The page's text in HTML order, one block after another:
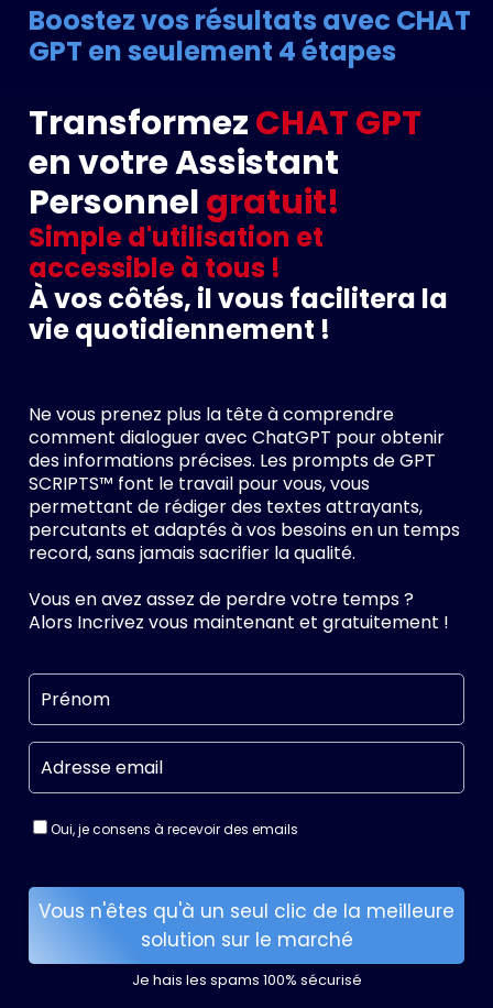
Boostez vos résultats avec CHAT
GPT en seulement 4 étapes
TransformezCHAT GPT
en votre Assistant
Personnelgratuit!
Simple d'utilisation et
accessible à tous !
À vos côtés, il vous facilitera la
vie quotidiennement !
Ne vous prenez plus la tête à comprendre
comment dialoguer avec ChatGPT pour obtenir
des informations précises. Les prompts de GPT
SCRIPTS™ font le travail pour vous, vous
permettant de rédiger des textes attrayants,
percutants et adaptés à vos besoins en un temps
record, sans jamais sacrifier la qualité.
Vous en avez assez de perdre votre temps ?
Alors Incrivez vous maintenant et gratuitement !
Oui, je consens à recevoir des emails
Vous n'êtes qu'à un seul clic de la meilleure
solution sur le marché
Je hais les spams 100% sécurisé